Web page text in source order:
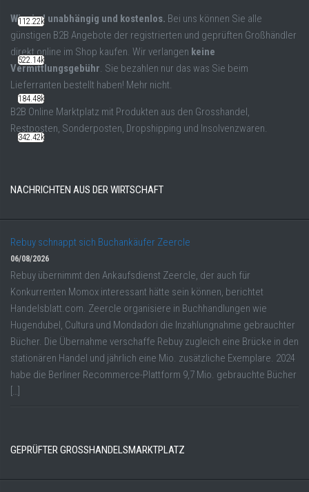
Wir sind unabhängig und kostenlos. Bei uns können Sie alle
günstigen B2B Angebote der registrierten und geprüften Großhändler
direkt online im Shop kaufen. Wir verlangen keine
Vermittlungsgebühr. Sie bezahlen nur das was Sie beim
Lieferranten bestellt haben! Mehr nicht.
B2B Online Marktplatz mit Produkten aus den Grosshandel,
Restposten, Sonderposten, Dropshipping und Insolvenzwaren.
NACHRICHTEN AUS DER WIRTSCHAFT
Rebuy schnappt sich Buchankäufer Zeercle
06/08/2026
Rebuy übernimmt den Ankaufsdienst Zeercle, der auch für
Konkurrenten Momox interessant hätte sein können, berichtet
Handelsblatt.com. Zeercle organisiere in Buchhandlungen wie
Hugendubel, Cultura und Mondadori die Inzahlungnahme gebrauchter
Bücher. Die Übernahme verschaffe Rebuy zugleich eine Brücke in den
stationären Handel und jährlich eine Mio. zusätzliche Exemplare. 2024
habe die Berliner Recommerce-Plattform 9,7 Mio. gebrauchte Bücher
[…]
GEPRÜFTER GROSSHANDELSMARKTPLATZ
112.22k
522.14k
184.48k
342.42k